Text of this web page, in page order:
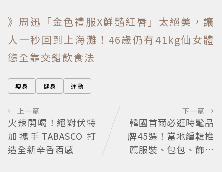
》周迅「金色禮服X鮮豔紅唇」太絕美，讓
人一秒回到上海灘！46歲仍有41kg仙女體
態全靠交錯飲食法
瘦身 健身 運動
← 上一篇
火辣開喝！絕對伏特
加攜手TABASCO 打
造全新辛香酒感
下一篇 →
韓國首爾必逛時髦品
牌45選！當地編輯推
薦服裝、包包、飾品